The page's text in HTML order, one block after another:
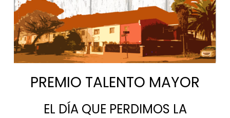
PREMIO TALENTO MAYOR
EL DÍA QUE PERDIMOS LA